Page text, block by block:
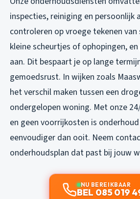
inspecties, reiniging en persoonlijk
controleren op vroege tekenen
kleine scheurtjes of ophopingen,
aan. Dit bespaart je op lange
gemoedsrust. In wijken zoals
het verschil maken tussen een
ondergelopen woning. Met onze
en geen voorrijkosten is
eenvoudiger dan ooit. Neem
onderhoudsplan dat past bij jouw
NU BEREIKBAAR
BEL 085 019